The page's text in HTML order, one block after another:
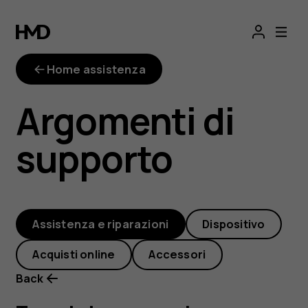
imei-
checker
Home assistenza
Argomenti di
supporto
Assistenza e riparazioni Dispositivo
Acquisti online
Accessori
Back